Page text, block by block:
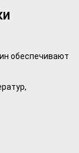
обеспечивают